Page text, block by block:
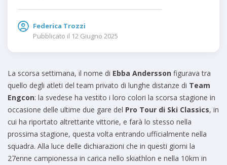
Federica Trozzi
Pubblicato il 12 Giugno 2025
La scorsa settimana, il nome di Ebba Andersson figurava tra
quello degli atleti del team privato di lunghe distanze di Team
Engcon: la svedese ha vestito i loro colori la scorsa stagione in
occasione delle ultime due gare del Pro Tour di Ski Classics, in
cui ha riportato altrettante vittorie, e farà lo stesso nella
prossima stagione, questa volta entrando ufficialmente nella
squadra. Alla luce delle dichiarazioni che in questi giorni la
27enne campionessa in carica nello skiathlon e nella 10km in